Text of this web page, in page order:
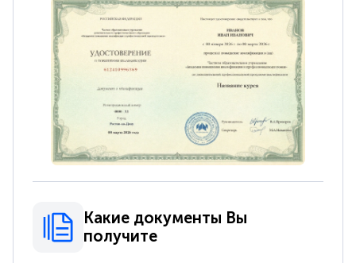
Какие документы Вы
получите